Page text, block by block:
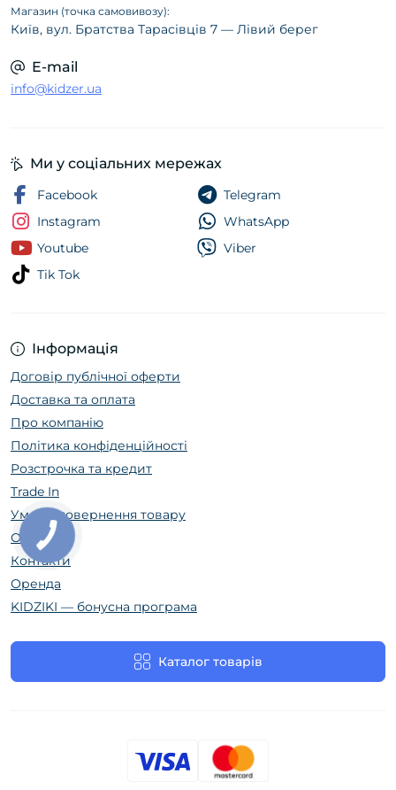
Магазин (точка самовивозу):
Київ, вул. Братства Тарасівців 7 — Лівий берег
E-mail
info@kidzer.ua
Інформація
Договір публічної оферти
Доставка та оплата
Про компанію
Політика конфіденційності
Розстрочка та кредит
Trade In
Умови повернення товару
Огляди
Контакти
Оренда
KIDZIKI — бонусна програма
Каталог товарів
Ми у соціальних мережах
Facebook
Instagram
Youtube
Tik Tok
Telegram
WhatsApp
Viber